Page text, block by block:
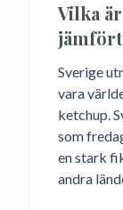
Vilka
Sverige
vara
ketchup.
som
en stark
andra